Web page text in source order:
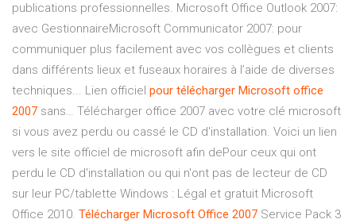
publications professionnelles. Microsoft Office Outlook 2007:
avec GestionnaireMicrosoft Communicator 2007: pour
communiquer plus facilement avec vos collègues et clients
dans différents lieux et fuseaux horaires à l’aide de diverses
techniques... Lien officiel pour télécharger Microsoft office
2007 sans… Télécharger office 2007 avec votre clé microsoft
si vous avez perdu ou cassé le CD d'installation. Voici un lien
vers le site officiel de microsoft afin dePour ceux qui ont
perdu le CD d'installation ou qui n'ont pas de lecteur de CD
sur leur PC/tablette Windows : Légal et gratuit Microsoft
Office 2010. Télécharger Microsoft Office 2007 Service Pack 3